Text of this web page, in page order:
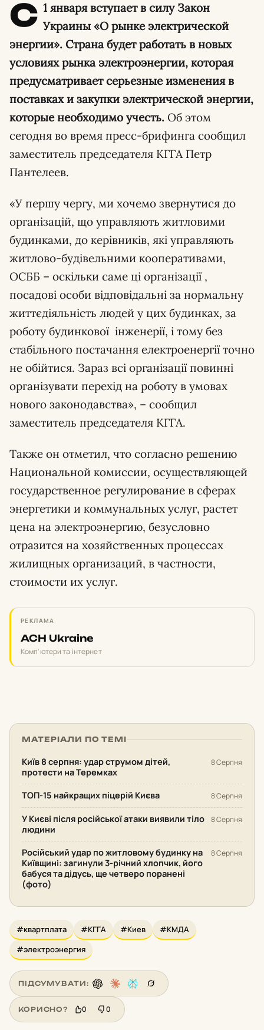
С 1 января вступает в силу Закон
Украины «О рынке электрической
энергии». Страна будет работать в новых
условиях рынка электроэнергии, которая
предусматривает серьезные изменения в
поставках и закупки электрической энергии,
которые необходимо учесть. Об этом
сегодня во время пресс-брифинга сообщил
заместитель председателя КГГА Петр
Пантелеев.
«У першу чергу, ми хочемо звернутися до
організацій, що управляють житловими
будинками, до керівників, які управляють
житлово-будівельними кооперативами,
ОСББ – оскільки саме ці організації ,
посадові особи відповідальні за нормальну
життєдіяльність людей у цих будинках, за
роботу будинкової інженерії, і тому без
стабільного постачання електроенергії точно
не обійтися. Зараз всі організації повинні
організувати перехід на роботу в умовах
нового законодавства», – сообщил
заместитель председателя КГГА.
Также он отметил, что согласно решению
Национальной комиссии, осуществляющей
государственное регулирование в сферах
энергетики и коммунальных услуг, растет
цена на электроэнергию, безусловно
отразится на хозяйственных процессах
жилищных организаций, в частности,
стоимости их услуг.
РЕКЛАМА
ACH Ukraine
Комп'ютери та інтернет
МАТЕРІАЛИ ПО ТЕМІ
Київ 8 серпня: удар струмом дітей,
протести на Теремках
8 Серпня
ТОП-15 найкращих піцерій Києва 8 Серпня
У Києві після російської атаки виявили тіло
людини
8 Серпня
Російський удар по житловому будинку на
Київщині: загинули 3-річний хлопчик, його
бабуся та дідусь, ще четверо поранені
(фото)
8 Серпня
#квартплата #КГГА #Киев
#КМДА
#электроэнергия
ПІДСУМУВАТИ:
КОРИСНО? 0 0